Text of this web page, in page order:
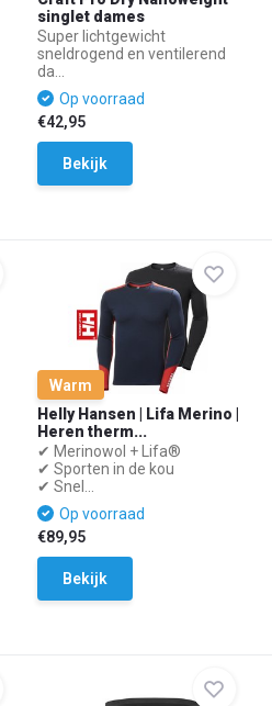
singlet dames
Super lichtgewicht
sneldrogend en ventilerend
da...
Op voorraad
€42,95
Bekijk
Warm
Helly Hansen | Lifa Merino |
Heren therm...
✔ Merinowol + Lifa®
✔ Sporten in de kou
✔ Snel...
Op voorraad
€89,95
Bekijk